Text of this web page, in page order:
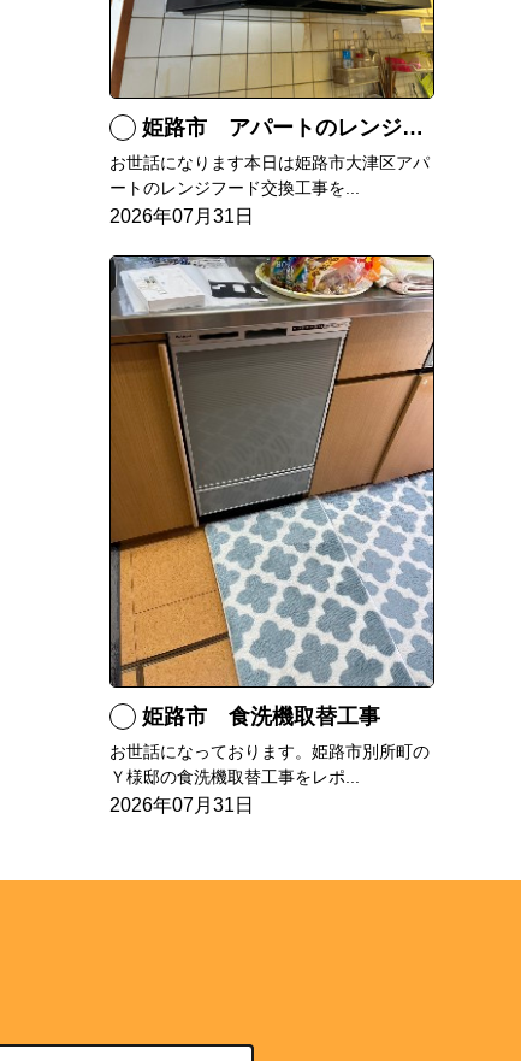
姫路市 アパートのレンジフード交換
お世話になります本日は姫路市大津区アパ
ートのレンジフード交換工事を...
2026年07月31日
姫路市 食洗機取替工事
お世話になっております。姫路市別所町の
Ｙ様邸の食洗機取替工事をレポ...
2026年07月31日